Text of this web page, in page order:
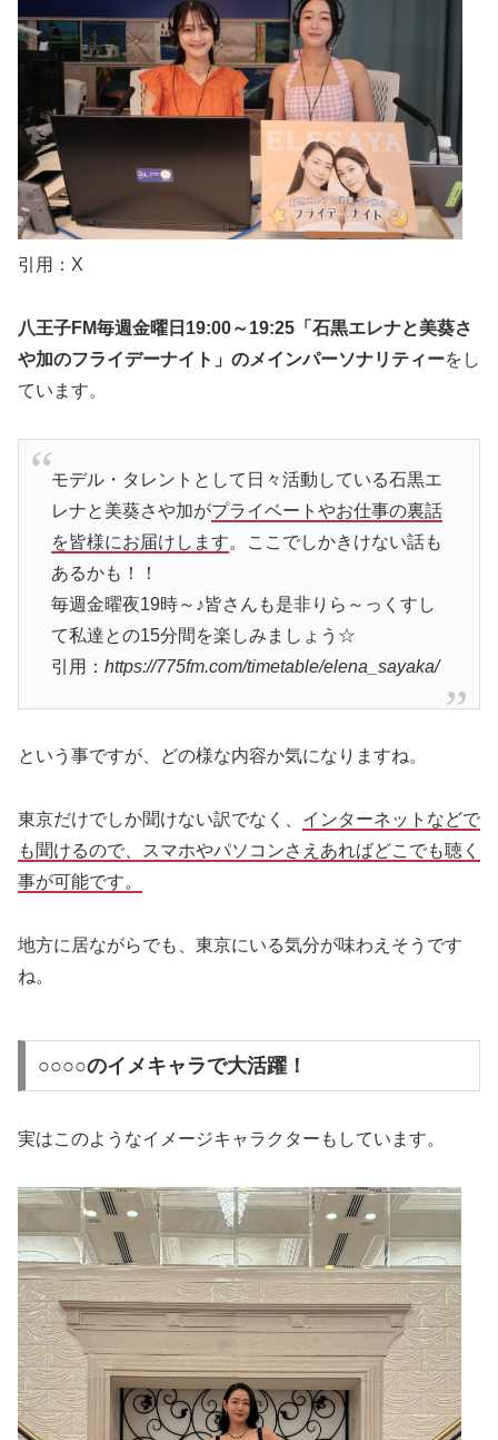
引用：X
八王子FM毎週金曜日19:00～19:25「石黒エレナと美葵さ
や加のフライデーナイト」のメインパーソナリティーをし
ています。
モデル・タレントとして日々活動している石黒エ
レナと美葵さや加がプライベートやお仕事の裏話
を皆様にお届けします。ここでしかきけない話も
あるかも！！
毎週金曜夜19時～♪皆さんも是非りら～っくすし
て私達との15分間を楽しみましょう☆
引用： https://775fm.com/timetable/elena_sayaka/
という事ですが、どの様な内容か気になりますね。
東京だけでしか聞けない訳でなく、 インターネットなどで
も聞けるので、スマホやパソコンさえあればどこでも聴く
事が可能です。
地方に居ながらでも、東京にいる気分が味わえそうです
ね。
○○○○のイメキャラで大活躍！
実はこのようなイメージキャラクターもしています。